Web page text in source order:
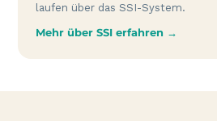
laufen über das SSI-System.
Mehr über SSI erfahren →